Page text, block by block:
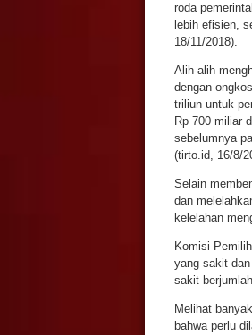
roda
lebih efisien,
18/11/2018).
Alih-alih
dengan
triliun untuk
Rp 700 miliar
sebelumnya
(tirto.id, 16/8/
Selain
dan
kelelahan
Komisi
yang sakit
sakit
Melihat
bahwa perlu